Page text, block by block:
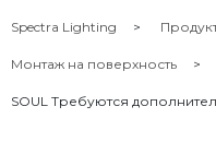
Spectra Lighting
Монтаж на поверхность
SOUL Требуются